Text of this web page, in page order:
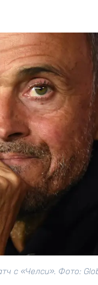
с «Челси». Фото: